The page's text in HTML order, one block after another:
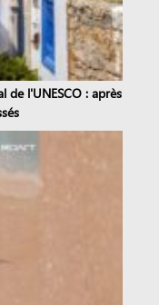
de l'UNESCO : après